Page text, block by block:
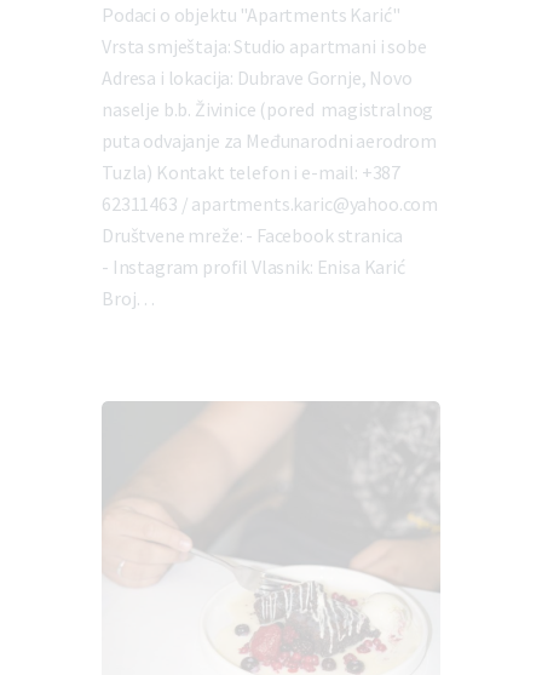
Podaci o objektu "Apartments Karić"
Vrsta smještaja: Studio apartmani i sobe
Adresa i lokacija: Dubrave Gornje, Novo
naselje b.b. Živinice (pored magistralnog
puta odvajanje za Međunarodni aerodrom
Tuzla) Kontakt telefon i e-mail: +387
62311463 / apartments.karic@yahoo.com
Društvene mreže: - Facebook stranica
- Instagram profil Vlasnik: Enisa Karić
Broj…